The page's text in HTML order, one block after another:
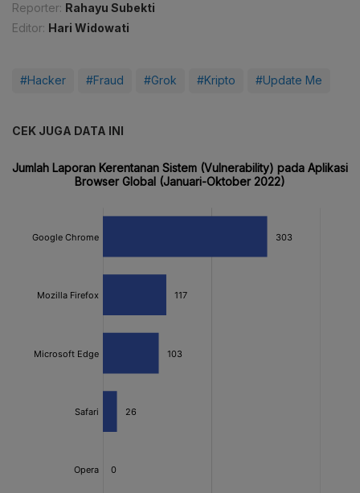
Reporter: Rahayu Subekti
Editor: Hari Widowati
#Hacker #Fraud #Grok #Kripto #Update Me
CEK JUGA DATA INI